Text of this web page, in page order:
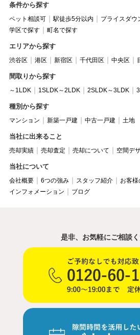
条件から探す
ペット相談可 駅徒歩5分以内 プライスダウ
学区で探す
町名で探す
エリアから探す
渋谷区 港区 新宿区 千代田区 中央区
間取りから探す
～1LDK 1SLDK～2LDK 2SLDK～3LDK
種別から探す
マンション 新築一戸建 中古一戸建 土地
当社に出来ること
売却実績 売却査定 売却について 空間デ
当社について
会社概要 6つの強み スタッフ紹介
お客様
インフォメーション
ブログ
是非、お気軽にご相談く